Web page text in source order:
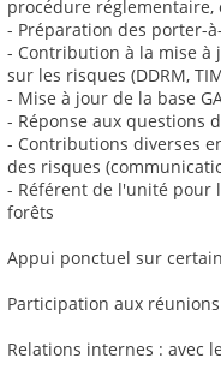
procédure réglementaire,
- Préparation des porter-
- Contribution à la mise
sur les risques (DDRM,
- Mise à jour de la base
- Réponse aux questions
- Contributions diverses
des risques
- Référent de l'unité pour
forêts
Appui ponctuel sur
Participation aux
Relations internes : avec